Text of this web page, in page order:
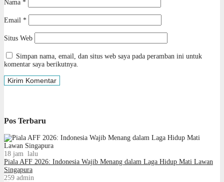
Nama *
Email *
Situs Web
Simpan nama, email, dan situs web saya pada peramban ini untuk
komentar saya berikutnya.
Pos Terbaru
18 jam lalu
Piala AFF 2026: Indonesia Wajib Menang dalam Laga Hidup Mati Lawan
Singapura
259 admin